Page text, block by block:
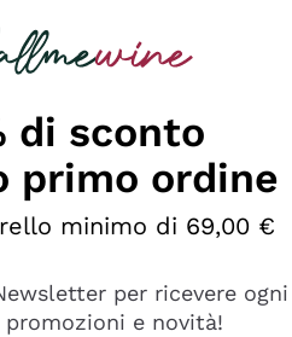
di sconto
primo ordine
minimo di 69,00 €
per ricevere
e novità!